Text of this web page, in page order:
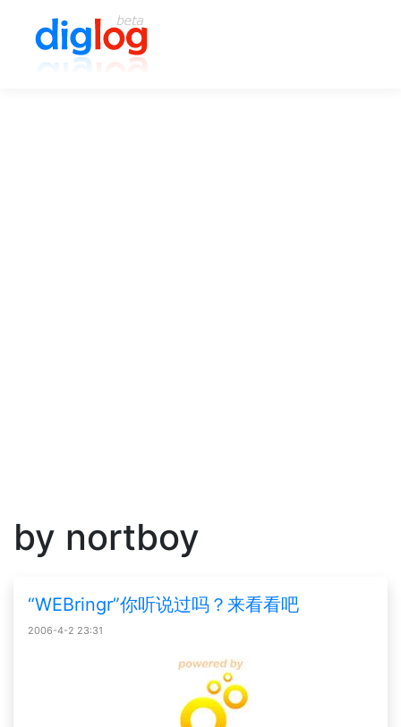
by nortboy
“WEBringr”你听说过吗？来看看吧
2006-4-2 23:31